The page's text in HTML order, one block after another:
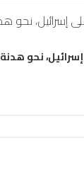
نحو هدنة